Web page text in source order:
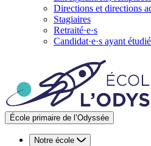
Directions et directions
Stagiaires
Retraité·e·s
Candidat·e·s ayant
École primaire de l’Odyssée
Notre école